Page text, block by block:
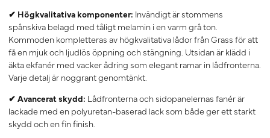
✔ Högkvalitativa komponenter: Invändigt är stommens
spånskiva belagd med tåligt melamin i en varm grå ton.
Kommoden kompletteras av högkvalitativa lådor från Grass för att
få en mjuk och ljudlös öppning och stängning. Utsidan är klädd i
äkta ekfanér med vacker ådring som elegant ramar in lådfronterna.
Varje detalj är noggrant genomtänkt.
✔ Avancerat skydd: Lådfronterna och sidopanelernas fanér är
lackade med en polyuretan-baserad lack som både ger ett starkt
skydd och en fin finish.